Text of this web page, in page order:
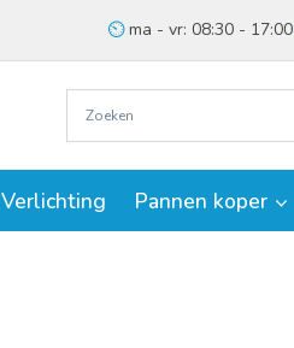
ma - vr: 08:30 - 17:00
Verlichting Pannen koper